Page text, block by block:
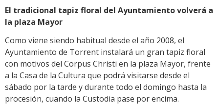
El tradicional tapiz floral del Ayuntamiento volverá a
la plaza Mayor
Como viene siendo habitual desde el año 2008, el
Ayuntamiento de Torrent instalará un gran tapiz floral
con motivos del Corpus Christi en la plaza Mayor, frente
a la Casa de la Cultura que podrá visitarse desde el
sábado por la tarde y durante todo el domingo hasta la
procesión, cuando la Custodia pase por encima.